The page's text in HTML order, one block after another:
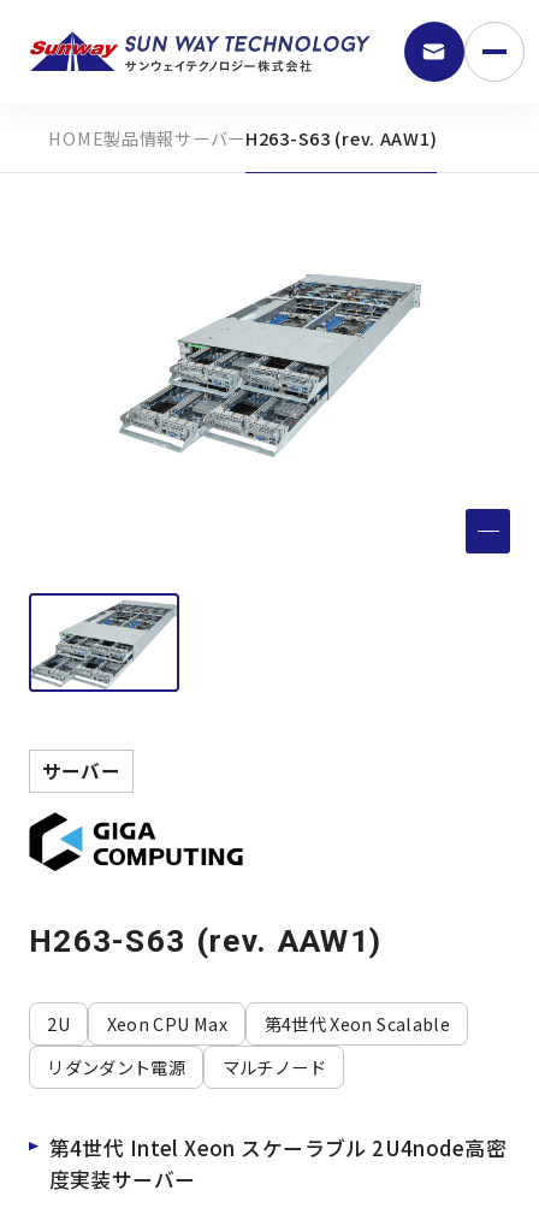
9:30 - 18:00
ニュース
技術情報
よくある質問
採用情報
取扱メーカー
事例
サポート
会社案内
製品情報サーバーH263-S63 (rev. AAW1)
サーバー
H263-S63 (rev. AAW1)
2U Xeon CPU Max
第4世代 Xeon Scalable
リダンダント電源
マルチノード
第4世代 Intel Xeon スケーラブル 2U4node高密
度実装サーバー